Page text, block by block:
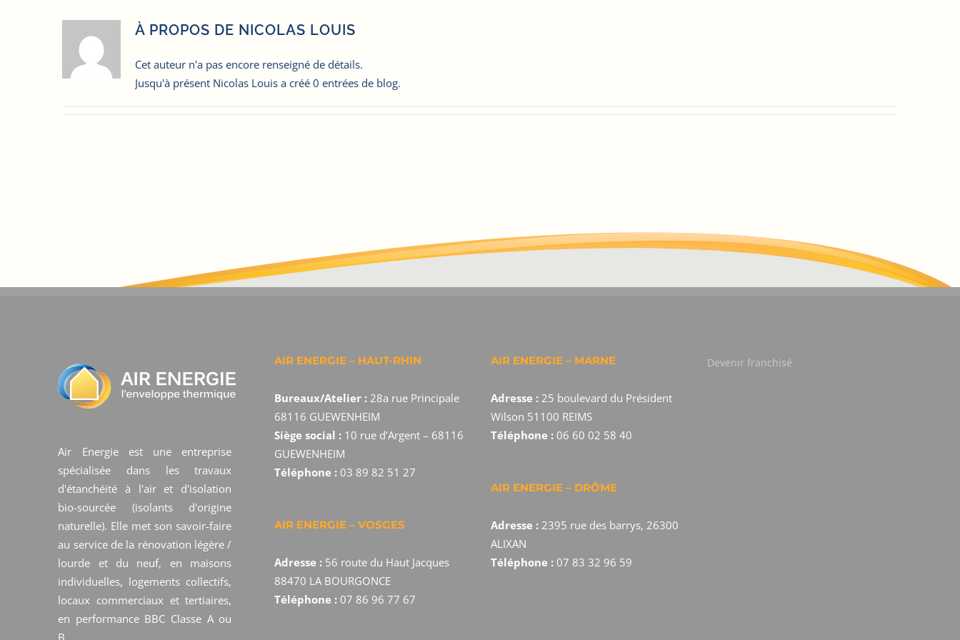
À PROPOS DE NICOLAS LOUIS
Cet auteur n'a pas encore renseigné de détails.
Jusqu'à présent Nicolas Louis a créé 0 entrées de blog.
Air Energie est une entreprise
spécialisée dans les travaux
d'étanchéité à l'air et d'isolation
bio-sourcée (isolants d'origine
naturelle). Elle met son savoir-faire
au service de la rénovation légère /
lourde et du neuf, en maisons
individuelles, logements collectifs,
locaux commerciaux et tertiaires,
en performance BBC Classe A ou
B.
AIR ENERGIE – HAUT-RHIN
Bureaux/Atelier : 28a rue Principale
68116 GUEWENHEIM
Siège social : 10 rue d’Argent – 68116
GUEWENHEIM
Téléphone : 03 89 82 51 27
AIR ENERGIE – VOSGES
Adresse : 56 route du Haut Jacques
88470 LA BOURGONCE
Téléphone : 07 86 96 77 67
AIR ENERGIE – MARNE
Adresse :25 boulevard du Président
Wilson 51100 REIMS
Téléphone :06 60 02 58 40
AIR ENERGIE – DRÔME
Adresse : 2395 rue des barrys, 26300
ALIXAN
Téléphone :07 83 32 96 59
Devenir franchisé